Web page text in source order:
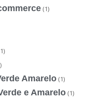
(1)
Amarelo (1)
e Amarelo (1)